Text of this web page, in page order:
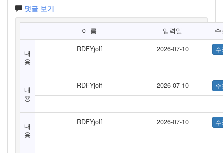
댓글 보기
이 름 입력일 수
내
용
RDFYjolf 2026-07-10
내
용
RDFYjolf 2026-07-10
내
용
RDFYjolf 2026-07-10